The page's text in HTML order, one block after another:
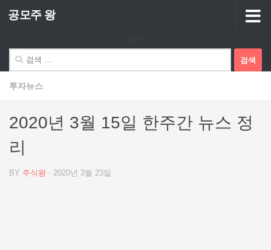
Skip to content
공모주 왕
색:
투자뉴스
2020년 3월 15일 한주간 뉴스 정
리
BY 주식왕 · 2020년 3월 23일